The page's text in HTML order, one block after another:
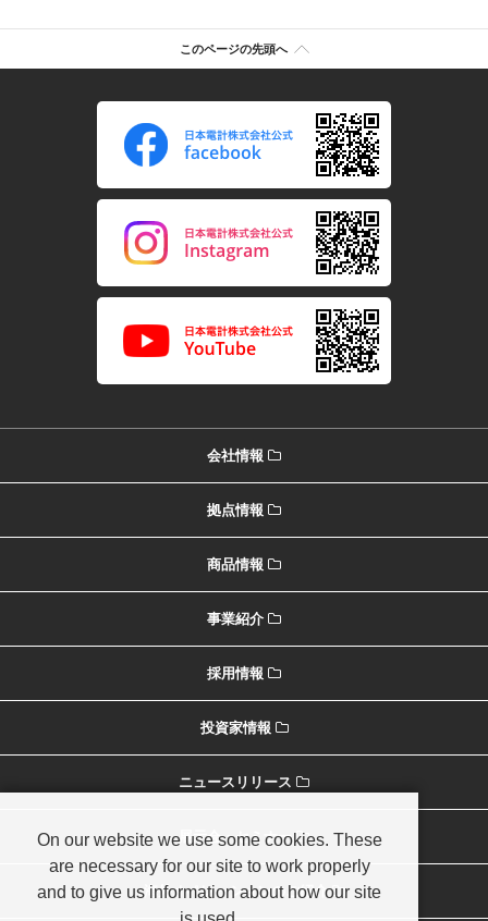
このページの先頭へ
会社情報
拠点情報
商品情報
事業紹介
採用情報
投資家情報
ニュースリリース
展示会・セミナー
海外オペレーションのご紹介
On our website we use some cookies. These
are necessary for our site to work properly
and to give us information about how our site